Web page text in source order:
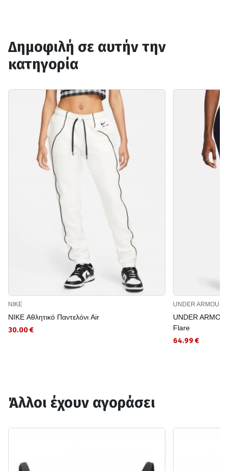
Δημοφιλή σε αυτήν την
κατηγορία
NIKE
NIKE Αθλητικό Παντελόνι Air
30.00 €
UNDER ARMOUR
UNDER
Flare
64.99 €
Άλλοι έχουν αγοράσει